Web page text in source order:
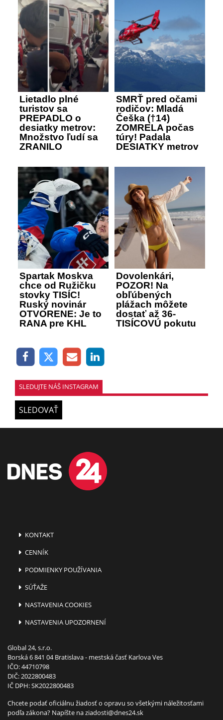
Lietadlo plné
turistov sa
PREPADLO o
desiatky metrov:
Množstvo ľudí sa
ZRANILO
SMRŤ pred očami
rodičov: Mladá
Češka (†14)
ZOMRELA počas
túry! Padala
DESIATKY metrov
Spartak Moskva
chce od Ružičku
stovky TISÍC!
Ruský novinár
OTVORENE: Je to
RANA pre KHL
Dovolenkári,
POZOR! Na
obľúbených
plážach môžete
dostať až 36-
TISÍCOVÚ pokutu
SLEDUJTE NÁŠ INSTAGRAM
SLEDOVAŤ
KONTAKT
CENNÍK
PODMIENKY POUŽÍVANIA
SÚŤAŽE
NASTAVENIA COOKIES
NASTAVENIA UPOZORNENÍ
Global 24, s.r.o.
Borská 6 841 04 Bratislava - mestská časť Karlova Ves
IČO: 44710798
DIČ: 2022800483
IČ DPH: SK2022800483
Chcete podať oficiálnu žiadosť o opravu so všetkými náležitosťami
podľa zákona? Napíšte naziadosti@dnes24.sk